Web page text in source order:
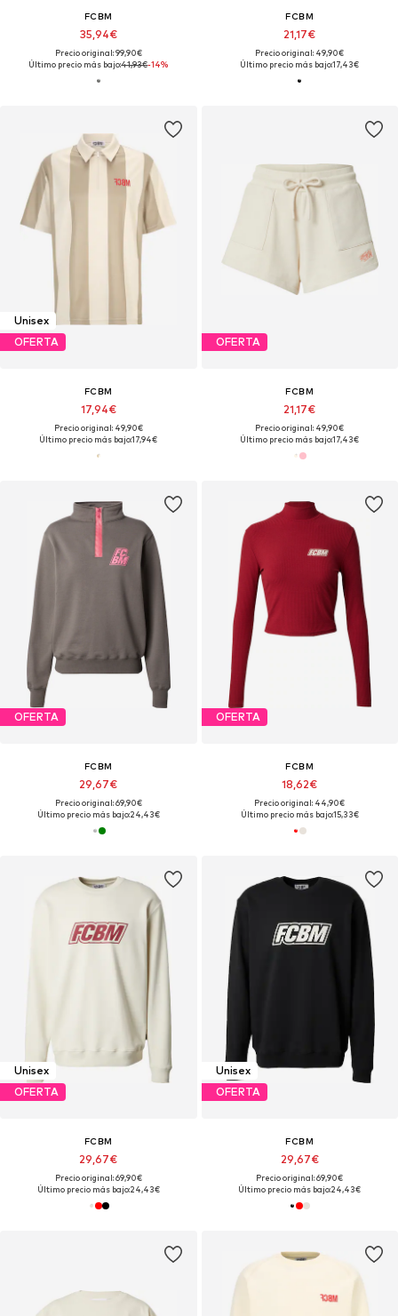
FCBM
35,94€
Precio original: 99,90€
Último precio más bajo:41,93€-14%
FCBM
21,17€
Precio original: 49,90€
Último precio más bajo:17,43€
Unisex
OFERTA
FCBM
17,94€
Precio original: 49,90€
Último precio más bajo:17,94€
OFERTA
FCBM
21,17€
Precio original: 49,90€
Último precio más bajo:17,43€
OFERTA
FCBM
29,67€
Precio original: 69,90€
Último precio más bajo:24,43€
OFERTA
FCBM
18,62€
Precio original: 44,90€
Último precio más bajo:15,33€
Unisex
OFERTA
FCBM
29,67€
Precio original: 69,90€
Último precio más bajo:24,43€
Unisex
OFERTA
FCBM
29,67€
Precio original: 69,90€
Último precio más bajo:24,43€